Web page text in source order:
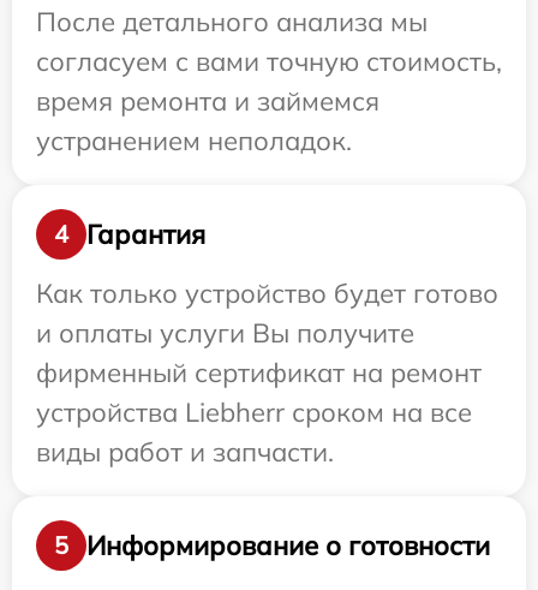
После детального анализа мы
согласуем с вами точную стоимость,
время ремонта и займемся
устранением неполадок.
4
Гарантия
Как только устройство будет готово
и оплаты услуги Вы получите
фирменный сертификат на ремонт
устройства Liebherr сроком на все
виды работ и запчасти.
5
Информирование о готовности